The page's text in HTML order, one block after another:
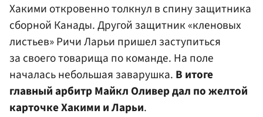
Хакими откровенно толкнул в спину защитника
сборной Канады. Другой защитник «кленовых
листьев» Ричи Ларьи пришел заступиться
за своего товарища по команде. На поле
началась небольшая заварушка. В итоге
главный арбитр Майкл Оливер дал по желтой
карточке Хакими и Ларьи.